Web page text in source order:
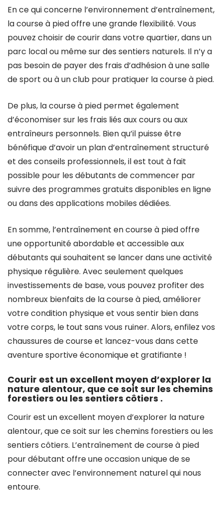
En ce qui concerne l’environnement d’entraînement,
la course à pied offre une grande flexibilité. Vous
pouvez choisir de courir dans votre quartier, dans un
parc local ou même sur des sentiers naturels. Il n’y a
pas besoin de payer des frais d’adhésion à une salle
de sport ou à un club pour pratiquer la course à pied.
De plus, la course à pied permet également
d’économiser sur les frais liés aux cours ou aux
entraîneurs personnels. Bien qu’il puisse être
bénéfique d’avoir un plan d’entraînement structuré
et des conseils professionnels, il est tout à fait
possible pour les débutants de commencer par
suivre des programmes gratuits disponibles en ligne
ou dans des applications mobiles dédiées.
En somme, l’entraînement en course à pied offre
une opportunité abordable et accessible aux
débutants qui souhaitent se lancer dans une activité
physique régulière. Avec seulement quelques
investissements de base, vous pouvez profiter des
nombreux bienfaits de la course à pied, améliorer
votre condition physique et vous sentir bien dans
votre corps, le tout sans vous ruiner. Alors, enfilez vos
chaussures de course et lancez-vous dans cette
aventure sportive économique et gratifiante !
Courir est un excellent moyen d’explorer la
nature alentour, que ce soit sur les chemins
forestiers ou les sentiers côtiers .
Courir est un excellent moyen d’explorer la nature
alentour, que ce soit sur les chemins forestiers ou les
sentiers côtiers. L’entraînement de course à pied
pour débutant offre une occasion unique de se
connecter avec l’environnement naturel qui nous
entoure.